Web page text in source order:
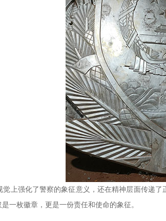
上强化了警察的象征意义，还在精神层面传递
一枚徽章，更是一份责任和使命的象征。